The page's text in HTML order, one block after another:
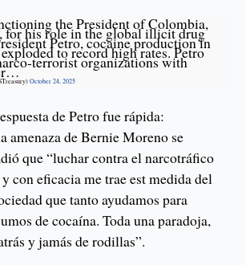
the President of Colombia,
for his role in the global illicit drug
Petro, cocaine production in
to record high rates. Petro
terrorist organizations with
October 24, 2025
de Petro fue rápida:
amenaza de Bernie Moreno se
que “luchar contra el narcotráfico
con eficacia me trae est medida del
que tanto ayudamos para
de cocaína. Toda una paradoja,
y jamás de rodillas”.